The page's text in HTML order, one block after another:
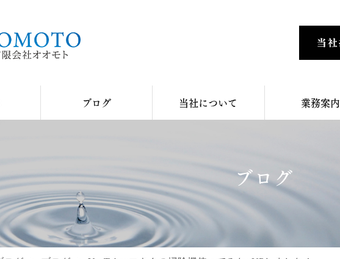
ブログ 当社について 業務案内
ブログ